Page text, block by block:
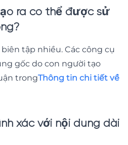
ra có thể được sử
tập nhiều. Các công cụ
gốc do con người tạo
trongThông tin chi tiết về
xác với nội dung dài